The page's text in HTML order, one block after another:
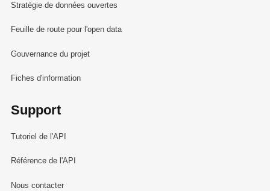
Stratégie de données ouvertes
Feuille de route pour l'open data
Gouvernance du projet
Fiches d'information
Support
Tutoriel de l'API
Référence de l'API
Nous contacter